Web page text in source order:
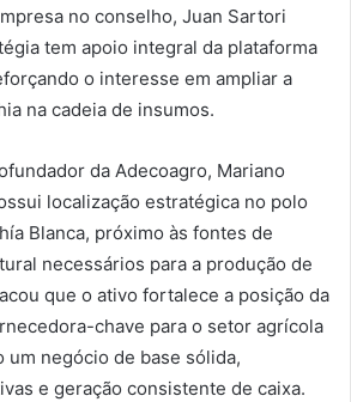
no conselho, Juan Sartori
tem apoio integral da plataforma
o interesse em ampliar a
na cadeia de insumos.
da Adecoagro, Mariano
localização estratégica no polo
Blanca, próximo às fontes de
necessários para a produção de
que o ativo fortalece a posição da
chave para o setor agrícola
um negócio de base sólida,
e geração consistente de caixa.